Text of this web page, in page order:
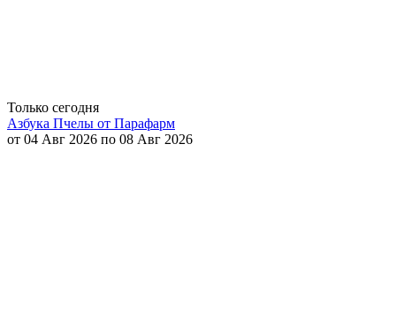
Только сегодня
Азбука Пчелы от Парафарм
от 04 Авг 2026 по 08 Авг 2026